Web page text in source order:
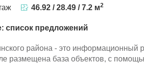
46.92 / 28.49 / 7.2 м2
список предложений
района - это
размещена база объектов, с